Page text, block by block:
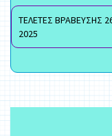
ΤΕΛΕΤΕΣ ΒΡΑΒΕΥΣΗΣ
2025